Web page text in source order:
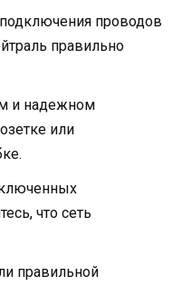
проводов
правильно
и надежном
или
что сеть
правильной